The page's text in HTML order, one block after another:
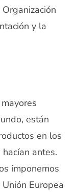
y la
están
en los
antes.
imponemos
Europea